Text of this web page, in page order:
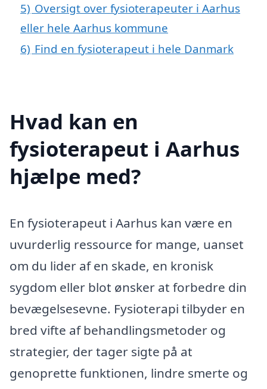
5) Oversigt over fysioterapeuter i Aarhus
eller hele Aarhus kommune
6) Find en fysioterapeut i hele Danmark
Hvad kan en
fysioterapeut i Aarhus
hjælpe med?
En fysioterapeut i Aarhus kan være en
uvurderlig ressource for mange, uanset
om du lider af en skade, en kronisk
sygdom eller blot ønsker at forbedre din
bevægelsesevne. Fysioterapi tilbyder en
bred vifte af behandlingsmetoder og
strategier, der tager sigte på at
genoprette funktionen, lindre smerte og